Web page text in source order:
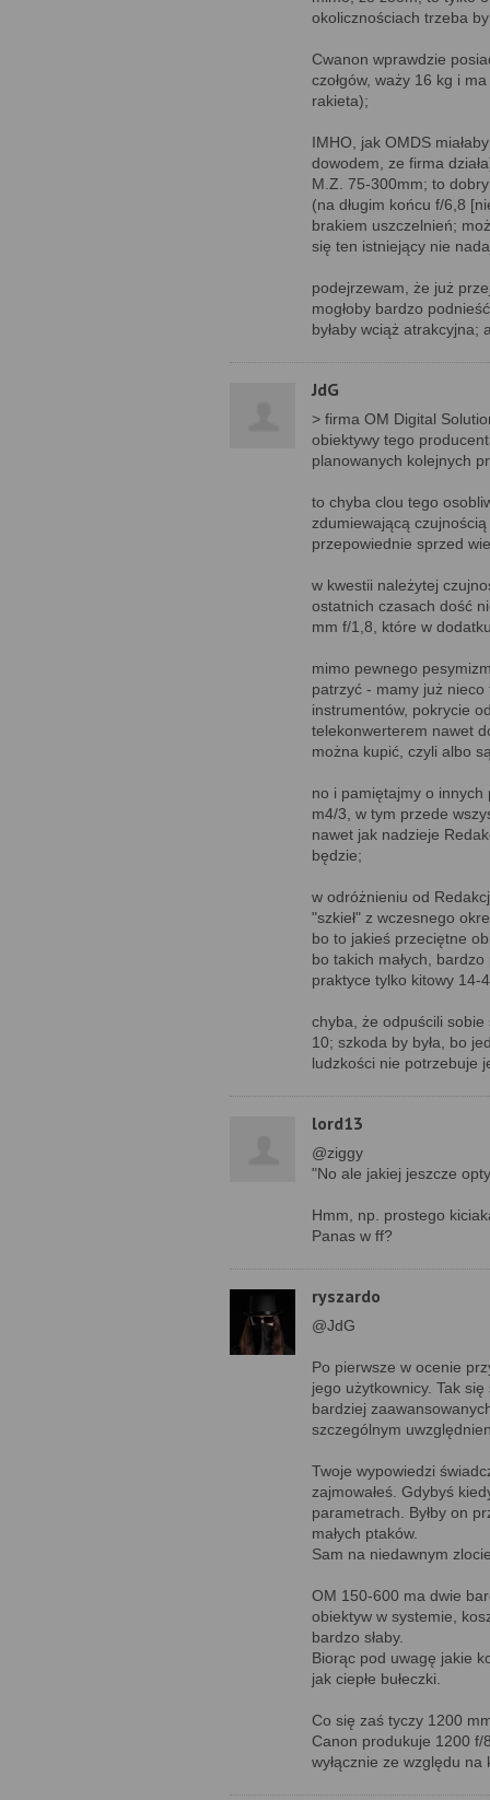
okolicznościach trzeba
Cwanon wprawdzie
czołgów, waży 16 kg i
rakieta);
IMHO, jak OMDS
dowodem, ze firma
M.Z. 75-300mm; to
(na długim końcu f/6,8
brakiem uszczelnień;
się ten istniejący nie
podejrzewam, że już
mogłoby bardzo
byłaby wciąż atrakcyjna;
JdG
> firma OM Digital
obiektywy tego
planowanych kolejnych
to chyba clou tego
zdumiewającą
przepowiednie sprzed
w kwestii należytej
ostatnich czasach dość
mm f/1,8, które w
mimo pewnego
patrzyć - mamy już
instrumentów, pokrycie
telekonwerterem nawet
można kupić, czyli albo
no i pamiętajmy o
m4/3, w tym przede
nawet jak nadzieje
będzie;
w odróżnieniu od
"szkieł" z wczesnego
bo to jakieś przeciętne
bo takich małych,
praktyce tylko kitowy 14-
chyba, że odpuścili
10; szkoda by była, bo
ludzkości nie potrzebuje
lord13
@ziggy
"No ale jakiej jeszcze
Hmm, np. prostego
Panas w ff?
ryszardo
@JdG
Po pierwsze w ocenie
jego użytkownicy. Tak
bardziej
szczególnym
Twoje wypowiedzi
zajmowałeś. Gdybyś
parametrach. Byłby on
małych ptaków.
Sam na niedawnym
OM 150-600 ma dwie
obiektyw w systemie,
bardzo słaby.
Biorąc pod uwagę jakie
jak ciepłe bułeczki.
Co się zaś tyczy 1200
Canon produkuje 1200 f/
wyłącznie ze względu